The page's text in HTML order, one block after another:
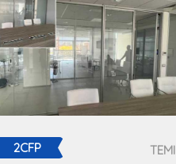
2CFP TEMI